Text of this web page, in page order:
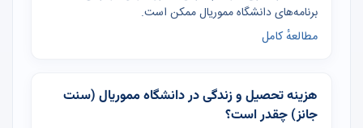
برنامه‌های دانشگاه مموریال ممکن است.
مطالعهٔ کامل
هزینه تحصیل و زندگی در دانشگاه مموریال (سنت
جانز) چقدر است؟